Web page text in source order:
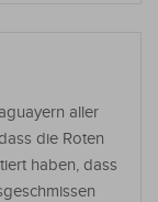
aller
die Roten
haben, dass